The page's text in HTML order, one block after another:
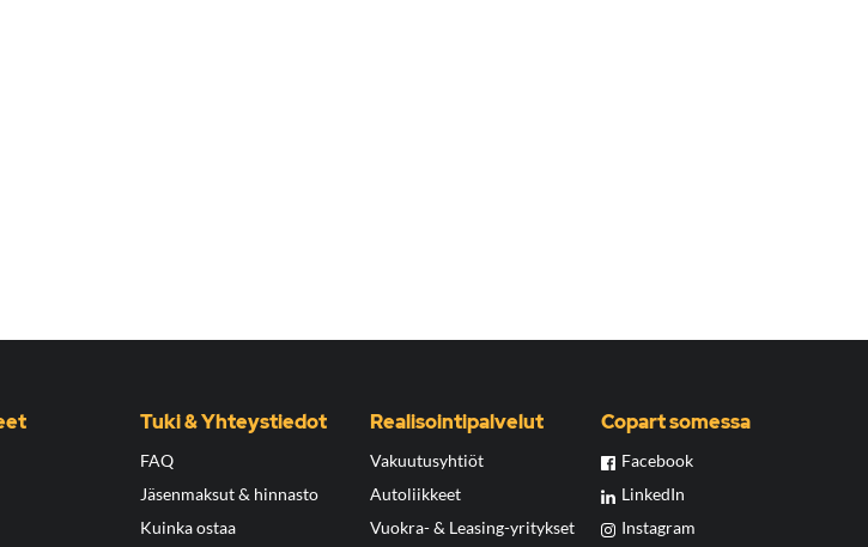
Tuki & Yhteystiedot
FAQ
Jäsenmaksut & hinnasto
Kuinka ostaa
Realisointipalvelut
Vakuutusyhtiöt
Autoliikkeet
Vuokra- & Leasing-yritykset
Copart somessa
Facebook
LinkedIn
Instagram